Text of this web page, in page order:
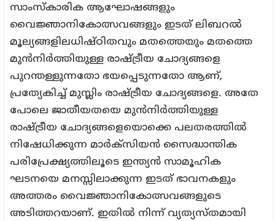
സാംസ്കാരിക ആഘോഷങ്ങളും
വൈജ്ഞാനികോത്സവങ്ങളും ഇടത് ലിബറൽ
മൂല്യങ്ങളിലധിഷ്ഠിതവും മതത്തെയും മതത്തെ
മുൻനിർത്തിയുള്ള രാഷ്ട്രീയ ചോദ്യങ്ങളെ
പുറന്തള്ളുന്നതോ ഭയപ്പെടുന്നതോ ആണ്,
പ്രത്യേകിച്ച് മുസ്ലിം രാഷ്ട്രീയ ചോദ്യങ്ങളെ. അതേ
പോലെ ജാതീയതയെ മുൻനിർത്തിയുള്ള
രാഷ്ട്രീയ ചോദ്യങ്ങളെയൊക്കെ പലതരത്തിൽ
നിഷേധിക്കുന്ന മാർക്സിയൻ സൈദ്ധാന്തിക
പരിപ്രേക്ഷ്യത്തിലൂടെ ഇന്ത്യൻ സാമൂഹിക
ഘടനയെ മനസ്സിലാക്കുന്ന ഇടത് ഭാവനകളും
അത്തരം വൈജ്ഞാനികോത്സവങ്ങളുടെ
അടിത്തറയാണ്. ഇതിൽ നിന്ന് വ്യത്യസ്തമായി